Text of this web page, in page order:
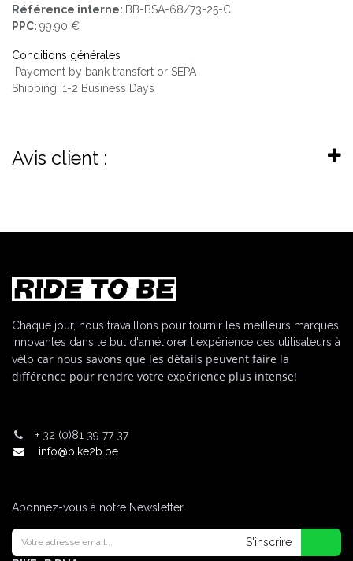
Référence interne: BB-BSA-68/73-25-C
PPC: 99.90 €
Conditions générales
Payement by bank transfert or SEPA
Shipping: 1-2 Business Days
Avis client :
Chaque jour, nous travaillons pour fournir les meilleurs marques
innovantes dans le but d'améliorer l'expérience des utilisateurs à
vélo car nous savons que les détails peuvent faire la
différence pour rendre votre expérience plus intense!
+ 32 (0)81 39 77 37
info@bike2b.be
Abonnez-vous à notre Newsletter
S'inscrire